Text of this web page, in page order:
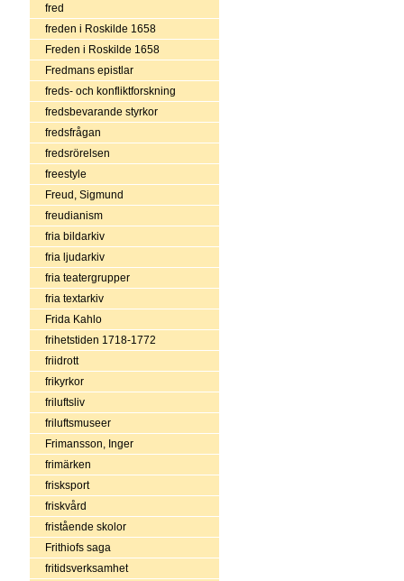
fred
freden i Roskilde 1658
Freden i Roskilde 1658
Fredmans epistlar
freds- och konfliktforskning
fredsbevarande styrkor
fredsfrågan
fredsrörelsen
freestyle
Freud, Sigmund
freudianism
fria bildarkiv
fria ljudarkiv
fria teatergrupper
fria textarkiv
Frida Kahlo
frihetstiden 1718-1772
friidrott
frikyrkor
friluftsliv
friluftsmuseer
Frimansson, Inger
frimärken
frisksport
friskvård
fristående skolor
Frithiofs saga
fritidsverksamhet